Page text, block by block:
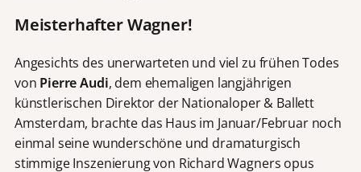
Meisterhafter Wagner!
Angesichts des unerwarteten und viel zu frühen Todes
von Pierre Audi, dem ehemaligen langjährigen
künstlerischen Direktor der Nationaloper & Ballett
Amsterdam, brachte das Haus im Januar/Februar noch
einmal seine wunderschöne und dramaturgisch
stimmige Inszenierung von Richard Wagners opus